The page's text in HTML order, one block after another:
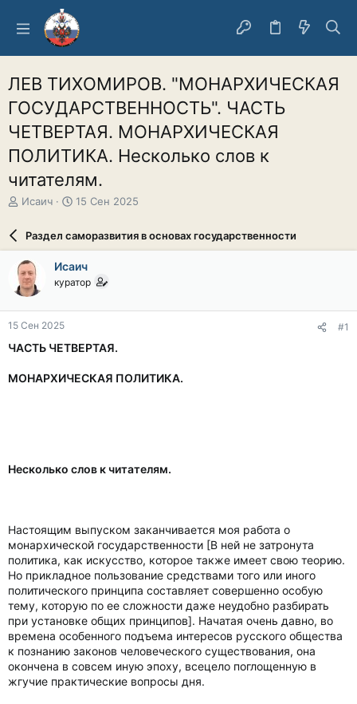
ЛЕВ ТИХОМИРОВ. "МОНАРХИЧЕСКАЯ
ГОСУДАРСТВЕННОСТЬ". ЧАСТЬ
ЧЕТВЕРТАЯ. МОНАРХИЧЕСКАЯ
ПОЛИТИКА. Несколько слов к
читателям.
А
о
р
т
е
м
ы
Исаич
Д
а
а
ч
л
15 Сен 2025
Раздел саморазвития в основах государственности
Исаич
куратор
15 Сен 2025 #1
ЧАСТЬ ЧЕТВЕРТАЯ.
МОНАРХИЧЕСКАЯ ПОЛИТИКА.
Несколько слов к читателям.
Настоящим выпуском заканчивается моя работа о
монархической государственности [В ней не затронута
политика, как искусство, которое также имеет свою теорию.
Но прикладное пользование средствами того или иного
политического принципа составляет совершенно особую
тему, которую по ее сложности даже неудобно разбирать
при установке общих принципов]. Начатая очень давно, во
времена особенного подъема интересов русского общества
к познанию законов человеческого существования, она
окончена в совсем иную эпоху, всецело поглощенную в
жгучие практические вопросы дня.